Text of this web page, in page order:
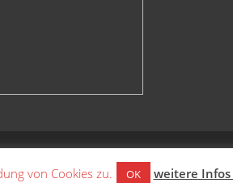
von Cookies zu. OK weitere